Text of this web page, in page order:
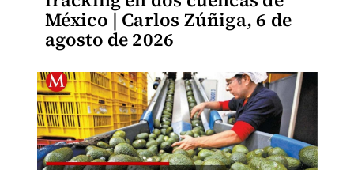
México | Carlos Zúñiga, 6 de
agosto de 2026